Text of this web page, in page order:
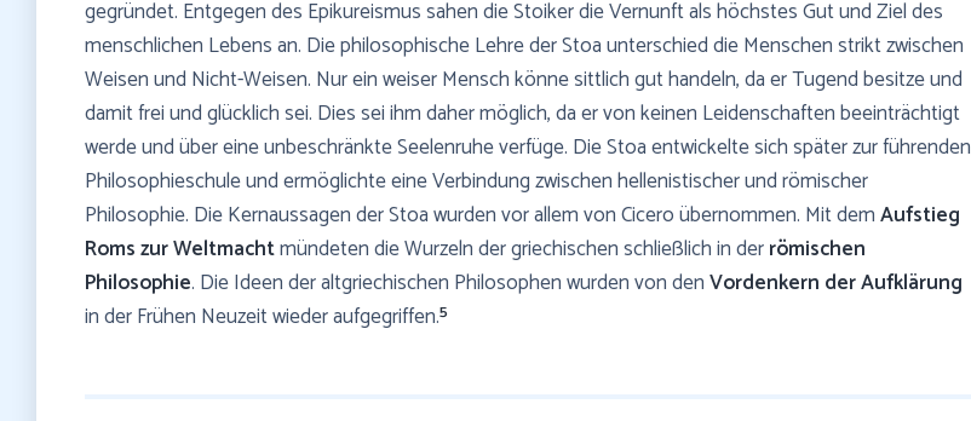
gegründet. Entgegen des Epikureismus sahen die Stoiker die Vernunft als höchstes Gut und Ziel des
menschlichen Lebens an. Die philosophische Lehre der Stoa unterschied die Menschen strikt zwischen
Weisen und Nicht-Weisen. Nur ein weiser Mensch könne sittlich gut handeln, da er Tugend besitze und
damit frei und glücklich sei. Dies sei ihm daher möglich, da er von keinen Leidenschaften beeinträchtigt
werde und über eine unbeschränkte Seelenruhe verfüge. Die Stoa entwickelte sich später zur führenden
Philosophieschule und ermöglichte eine Verbindung zwischen hellenistischer und römischer
Philosophie. Die Kernaussagen der Stoa wurden vor allem von Cicero übernommen. Mit demAufstieg
Roms zur Weltmachtmündeten die Wurzeln der griechischen schließlich in derrömischen
Philosophie. Die Ideen der altgriechischen Philosophen wurden von denVordenkern der Aufklärung
in der Frühen Neuzeit wieder aufgegriffen.5